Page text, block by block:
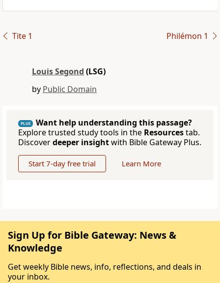
Tite 1 Philémon 1
Louis Segond (LSG)
by Public Domain
PLUS
Want help understanding this passage?
Explore trusted study tools in the Resourcestab.
Discoverdeeper insightwith Bible Gateway Plus.
Start 7-day free trial Learn More
Sign Up for Bible Gateway: News &
Knowledge
Get weekly Bible news, info, reflections, and deals in
your inbox.